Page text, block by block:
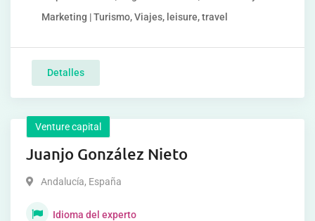
Marketing | Turismo, Viajes, leisure, travel
Detalles
Venture capital
Juanjo González Nieto
Andalucía, España
Idioma del experto